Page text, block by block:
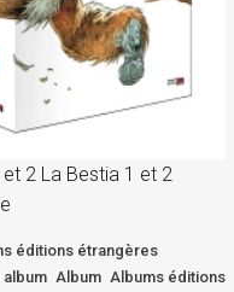
et 2 La Bestia 1 et 2
éditions étrangères
album Album Albums éditions